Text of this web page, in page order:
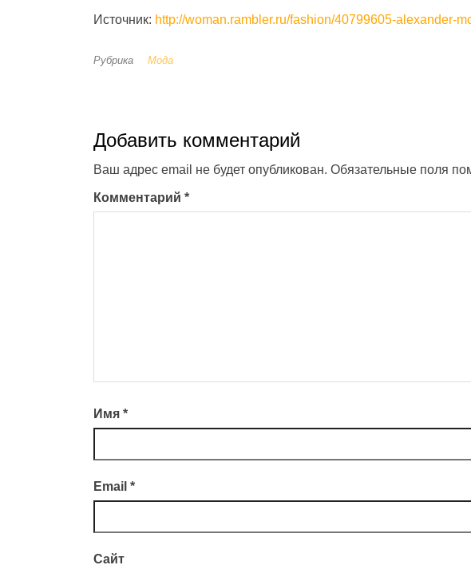
Источник: http://woman.rambler.ru/fashion/40799605-alexander-
Рубрика Мода
Добавить комментарий
Ваш адрес email не будет опубликован. Обязательные поля
Комментарий *
Имя *
Email *
Сайт